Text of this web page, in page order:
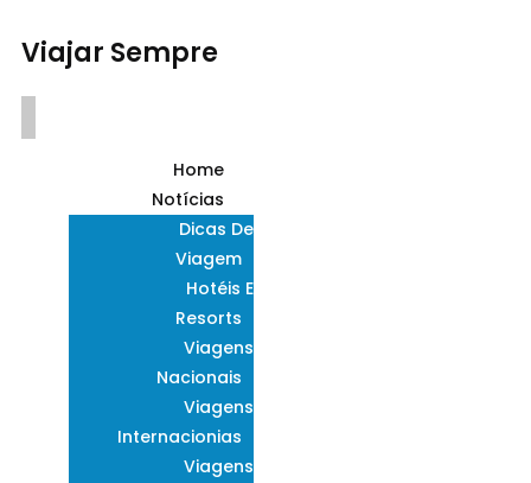
Viajar Sempre
Home
Notícias
Dicas De
Viagem
Hotéis E
Resorts
Viagens
Nacionais
Viagens
Internacionias
Viagens